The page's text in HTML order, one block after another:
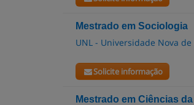
Mestrado em Sociologia
UNL - Universidade Nova de
Solicite informação
Mestrado em Ciências